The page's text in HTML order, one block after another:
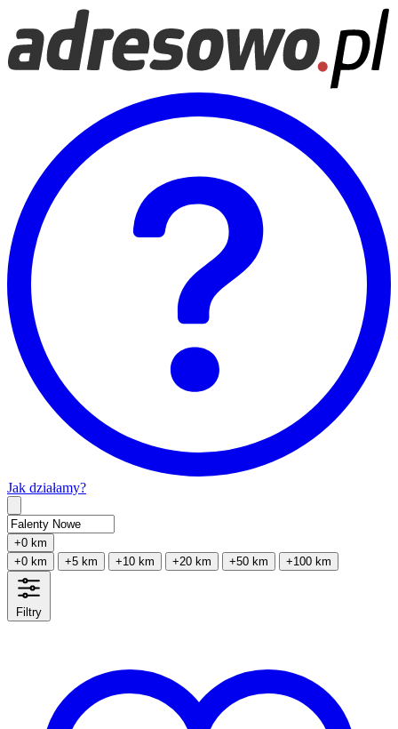
Jak działamy?
+0 km
+0 km
+5 km +10 km +20 km +50 km +100 km
Filtry